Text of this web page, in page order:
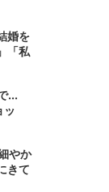
婚を
「私
...
ッ
やか
きて